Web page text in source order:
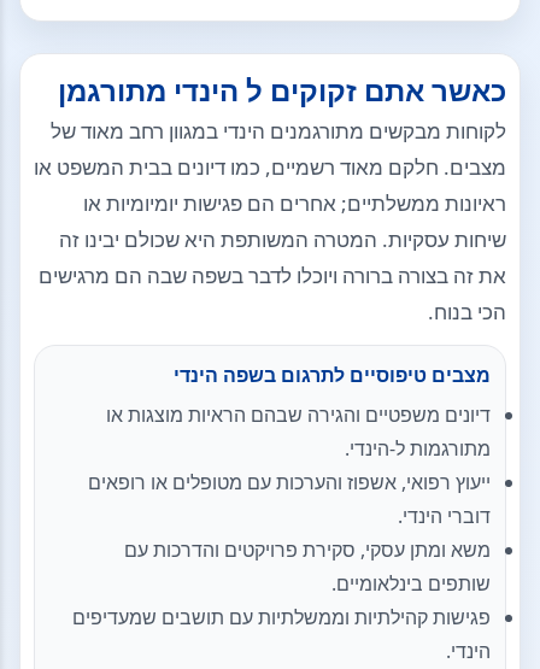
כאשר אתם זקוקים ל הינדי מתורגמן
לקוחות מבקשים מתורגמנים הינדי במגוון רחב מאוד של
מצבים. חלקם מאוד רשמיים, כמו דיונים בבית המשפט או
ראיונות ממשלתיים; אחרים הם פגישות יומיומיות או
שיחות עסקיות. המטרה המשותפת היא שכולם יבינו זה
את זה בצורה ברורה ויוכלו לדבר בשפה שבה הם מרגישים
הכי בנוח.
מצבים טיפוסיים לתרגום בשפה הינדי
דיונים משפטיים והגירה שבהם הראיות מוצגות או
מתורגמות ל-הינדי.
ייעוץ רפואי, אשפוז והערכות עם מטופלים או רופאים
דוברי הינדי.
משא ומתן עסקי, סקירת פרויקטים והדרכות עם
שותפים בינלאומיים.
פגישות קהילתיות וממשלתיות עם תושבים שמעדיפים
הינדי.